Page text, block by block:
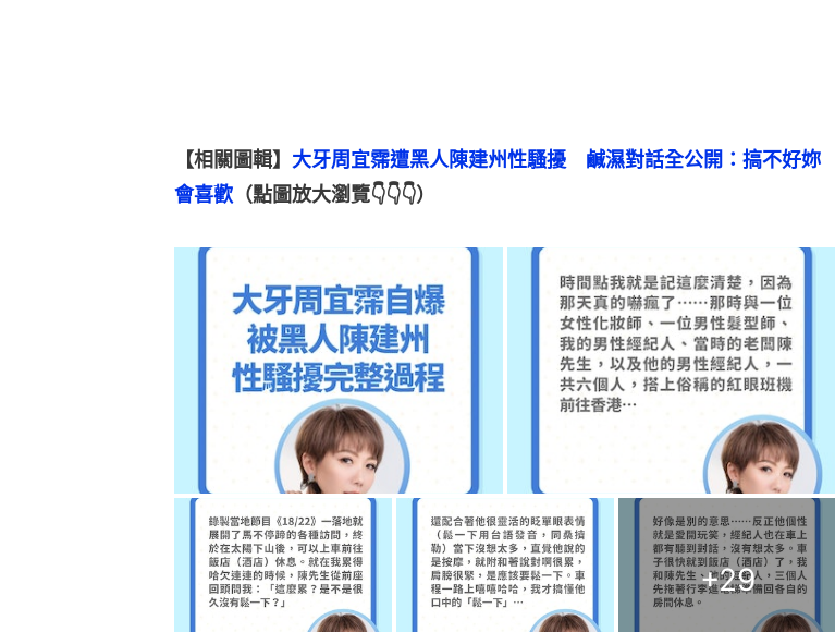
【相關圖輯】 大牙周宜霈遭黑人陳建州性騷擾　鹹濕對話全公開：搞不好妳
會喜歡 （點圖放大瀏覽👇👇👇）
+29